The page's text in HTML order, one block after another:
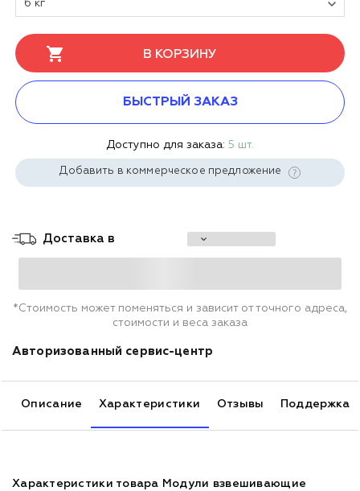
6 кг
В КОРЗИНУ
БЫСТРЫЙ ЗАКАЗ
Доступно для заказа: 5 шт.
Добавить в коммерческое предложение
Доставка в
*Стоимость может поменяться и зависит от точного адреса,
стоимости и веса заказа
Авторизованный сервис-центр
Описание Характеристики Отзывы Поддержка
Характеристики товара Модули взвешивающие